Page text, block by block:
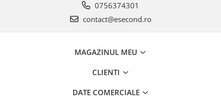
0756374301
contact@esecond.ro
MAGAZINUL MEU
CLIENTI
DATE COMERCIALE